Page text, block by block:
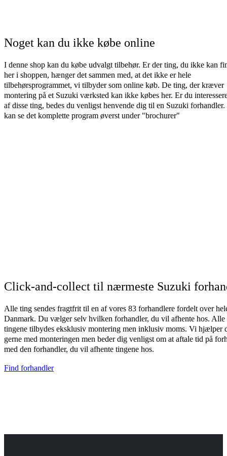
Noget kan du ikke købe online
I denne shop kan du købe udvalgt tilbehør. Er der ting, du ikke kan
her i shoppen, hænger det sammen med, at det ikke er hele
tilbehørsprogrammet, vi tilbyder som online køb. De ting, der kræver
montering på et Suzuki værksted kan ikke købes her. Er du
af disse ting, bedes du venligst henvende dig til en Suzuki
kan se det komplette program øverst under "brochurer"
Click-and-collect til nærmeste Suzuki
Alle ting sendes fragtfrit til en af vores 83 forhandlere fordelt over
Danmark. Du vælger selv hvilken forhandler, du vil afhente hos. Alle
tingene tilbydes eksklusiv montering men inklusiv moms. Vi hjælper
gerne med monteringen men beder dig venligst om at aftale tid på
med den forhandler, du vil afhente tingene hos.
Find forhandler